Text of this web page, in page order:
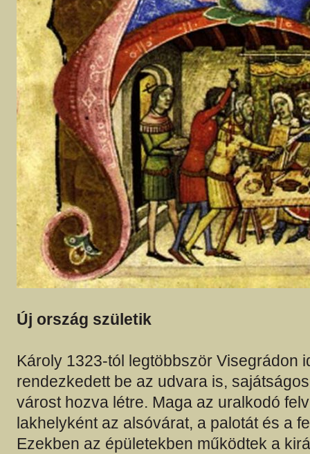
Új ország születik
Károly 1323-tól legtöbbször Visegrádon
rendezkedett be az udvara is,
várost hozva létre. Maga az uralkodó
lakhelyként az alsóvárat, a palotát és a
Ezekben az épületekben működtek a